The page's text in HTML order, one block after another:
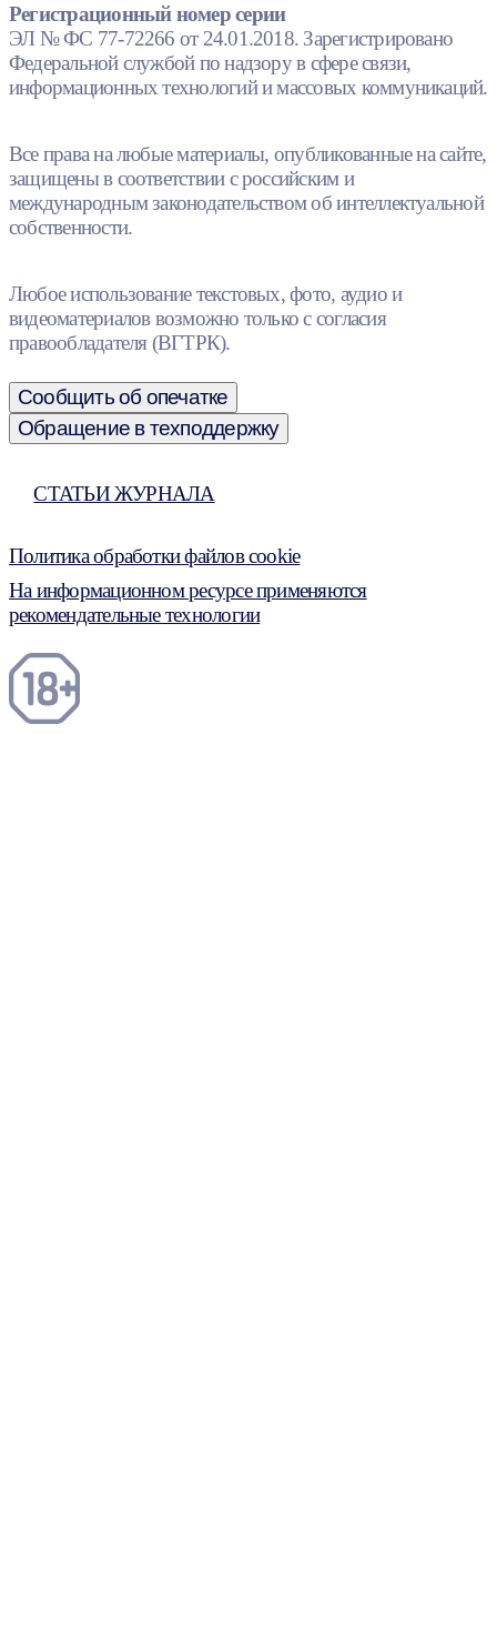
Регистрационный номер серии
ЭЛ № ФС 77-72266 от 24.01.2018. Зарегистрировано
Федеральной службой по надзору в сфере связи,
информационных технологий и массовых коммуникаций.
Все права на любые материалы, опубликованные на сайте,
защищены в соответствии с российским и
международным законодательством об интеллектуальной
собственности.
Любое использование текстовых, фото, аудио и
видеоматериалов возможно только с согласия
правообладателя (ВГТРК).
Сообщить об опечатке
Обращение в техподдержку
СТАТЬИ ЖУРНАЛА
Политика обработки файлов cookie
На информационном ресурсе применяются
рекомендательные технологии